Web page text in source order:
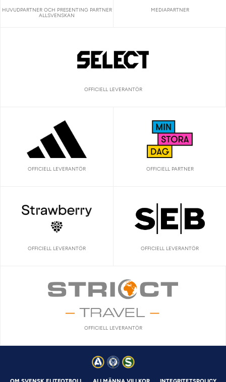
HUVUDPARTNER OCH PRESENTING PARTNER
ALLSVENSKAN
MEDIAPARTNER
OFFICIELL LEVERANTÖR
OFFICIELL LEVERANTÖR OFFICIELL PARTNER
OFFICIELL LEVERANTÖR OFFICIELL LEVERANTÖR
OFFICIELL LEVERANTÖR